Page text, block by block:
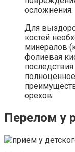
осложнения.
Для
костей
минералов
фолиевая
орехов.
Перелом у